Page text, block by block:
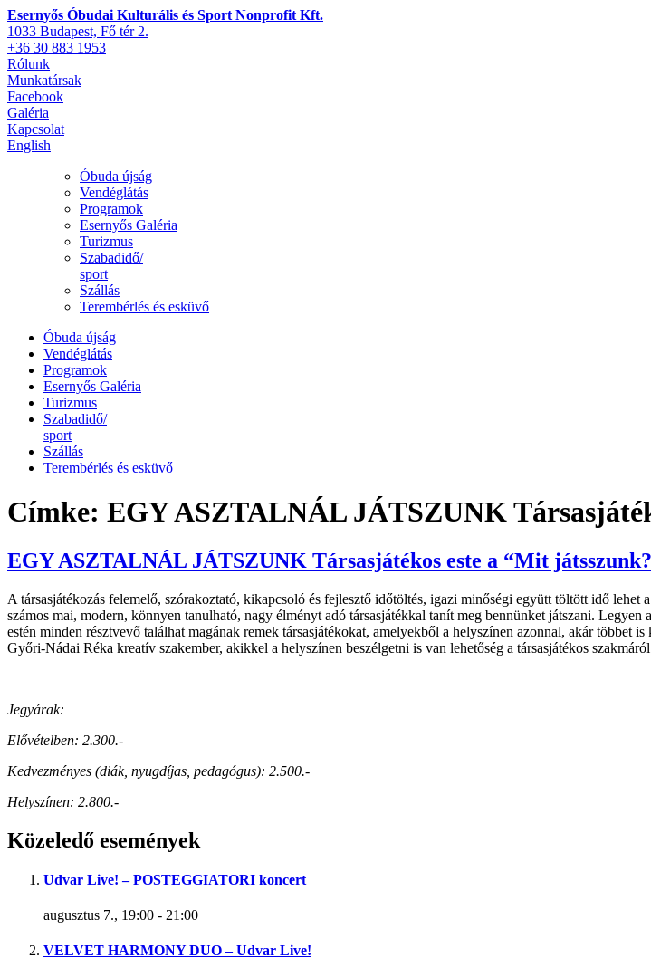
Esernyős Óbudai Kulturális és Sport Nonprofit Kft.
1033 Budapest, Fő tér 2.
+36 30 883 1953
Rólunk
Munkatársak
Facebook
Galéria
Kapcsolat
English
Óbuda újság
Vendéglátás
Programok
Esernyős Galéria
Turizmus
Szabadidő/
sport
Szállás
Terembérlés és esküvő
Óbuda újság
Vendéglátás
Programok
Esernyős Galéria
Turizmus
Szabadidő/
sport
Szállás
Terembérlés és esküvő
Címke: EGY ASZTALNÁL JÁTSZUNK
EGY ASZTALNÁL JÁTSZUNK Társasjátékos este a “Mit
A társasjátékozás felemelő, szórakoztató, kikapcsoló és fejlesztő időtöltés, igazi minőségi együtt töltött idő
számos mai, modern, könnyen tanulható, nagy élményt adó társasjátékkal tanít meg bennünket játszani.
estén minden résztvevő találhat magának remek társasjátékokat, amelyekből a helyszínen azonnal, akár
Győri-Nádai Réka kreatív szakember, akikkel a helyszínen beszélgetni is van lehetőség a társasjátékos
Jegyárak:
Elővételben: 2.300.-
Kedvezményes (diák, nyugdíjas, pedagógus): 2.500.-
Helyszínen: 2.800.-
Közeledő események
Udvar Live! – POSTEGGIATORI koncert
augusztus 7., 19:00 - 21:00
VELVET HARMONY DUO – Udvar Live!